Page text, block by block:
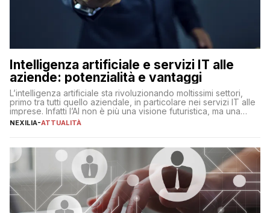
Intelligenza artificiale e servizi IT alle
aziende: potenzialità e vantaggi
L’intelligenza artificiale sta rivoluzionando moltissimi settori,
primo tra tutti quello aziendale, in particolare nei servizi IT alle
imprese. Infatti l’AI non è più una visione futuristica, ma una
realtà operativa che sta portando a un cambio significativo in
operazioni, bensì comporta […]
NEXILIA-ATTUALITÀ